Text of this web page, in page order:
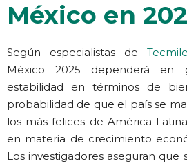
México en
Según especialistas de
México 2025 dependerá
estabilidad en términos de
probabilidad de que el país se
los más felices de América
en materia de crecimiento
Los investigadores aseguran